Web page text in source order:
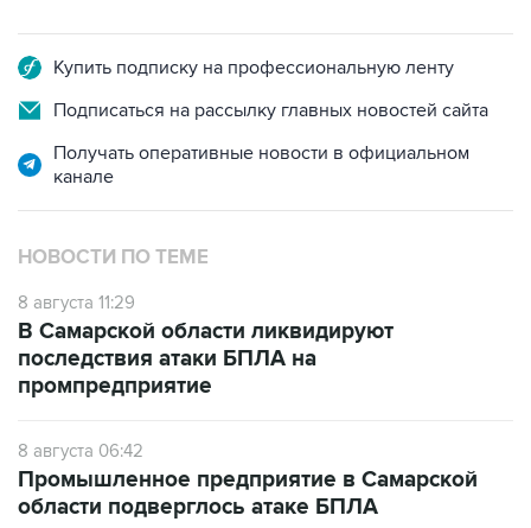
Купить подписку на профессиональную ленту
Подписаться на рассылку главных новостей сайта
Получать оперативные новости в официальном
канале
НОВОСТИ ПО ТЕМЕ
8 августа 11:29
В Самарской области ликвидируют
последствия атаки БПЛА на
промпредприятие
8 августа 06:42
Промышленное предприятие в Самарской
области подверглось атаке БПЛА